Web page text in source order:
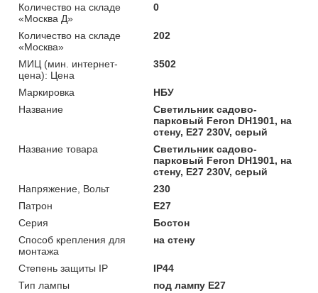
Количество на складе
«Москва Д»
0
Количество на складе
«Москва»
202
МИЦ (мин. интернет-
цена): Цена
3502
Маркировка
НБУ
Название
Светильник садово-
парковый Feron DH1901, на
стену, E27 230V, серый
Название товара
Светильник садово-
парковый Feron DH1901, на
стену, E27 230V, серый
Напряжение, Вольт
230
Патрон
E27
Серия
Бостон
Способ крепления для
монтажа
на стену
Степень защиты IP
IP44
Тип лампы
под лампу Е27